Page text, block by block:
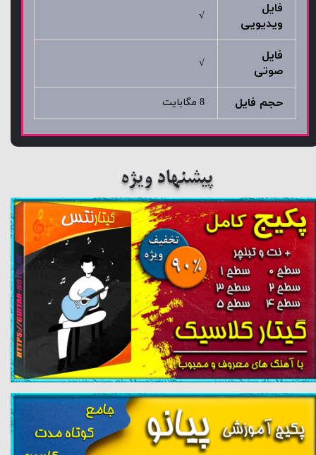
فایل
ویدیویی
√
فایل
صوتی
√
حجم فایل 8 مگابایت
پیشنهاد ویژه